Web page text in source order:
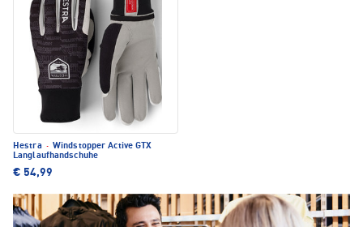
Hestra · Windstopper Active GTX
Langlaufhandschuhe
€ 54,99